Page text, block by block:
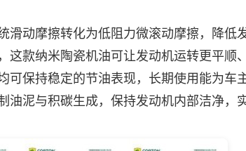
动摩擦转化为低阻力微滚动摩擦，降低
这款纳米陶瓷机油可让发动机运转更平顺
保持稳定的节油表现，长期使用能为车
油泥与积碳生成，保持发动机内部洁净，